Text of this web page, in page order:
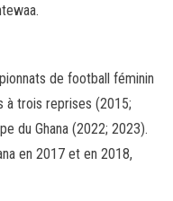
de football féminin
à trois reprises (2015;
du Ghana (2022; 2023).
en 2017 et en 2018,